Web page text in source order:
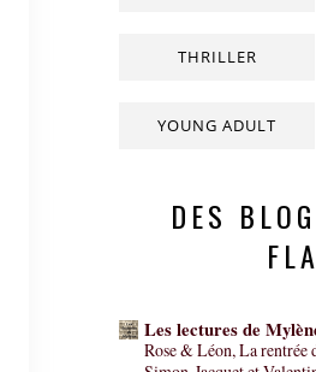
THRILLER
YOUNG ADULT
DES
Les lectures de
Rose & Léon, La rentrée